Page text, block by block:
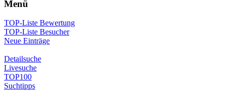
Menü
TOP-Liste Bewertung
TOP-Liste Besucher
Neue Einträge
Detailsuche
Livesuche
TOP100
Suchtipps